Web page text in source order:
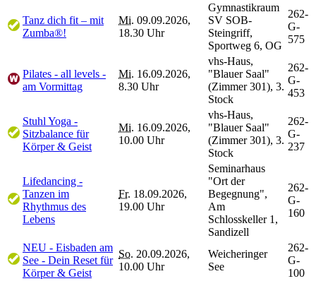
Tanz dich fit – mit
Zumba®!
Mi. 09.09.2026,
18.30 Uhr
Gymnastikraum
SV SOB-
Steingriff,
Sportweg 6, OG
262-
G-
575
Pilates - all levels -
am Vormittag
Mi. 16.09.2026,
8.30 Uhr
vhs-Haus,
"Blauer Saal"
(Zimmer 301), 3.
Stock
262-
G-
453
Stuhl Yoga -
Sitzbalance für
Körper & Geist
Mi. 16.09.2026,
10.00 Uhr
vhs-Haus,
"Blauer Saal"
(Zimmer 301), 3.
Stock
262-
G-
237
Lifedancing -
Tanzen im
Rhythmus des
Lebens
Fr. 18.09.2026,
19.00 Uhr
Seminarhaus
"Ort der
Begegnung",
Am
Schlosskeller 1,
Sandizell
262-
G-
160
NEU - Eisbaden am
See - Dein Reset für
Körper & Geist
So. 20.09.2026,
10.00 Uhr
Weicheringer
See
262-
G-
100